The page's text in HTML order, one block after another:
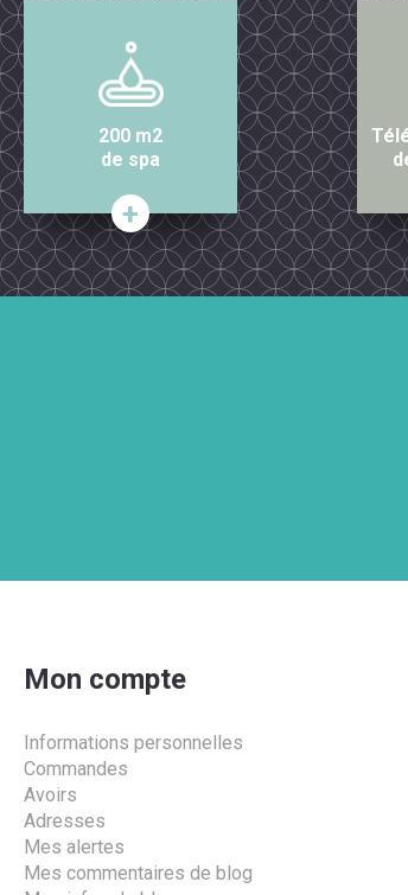
200 m2
de spa
Mon compte
Informations personnelles
Commandes
Avoirs
Adresses
Mes alertes
Mes commentaires de blog